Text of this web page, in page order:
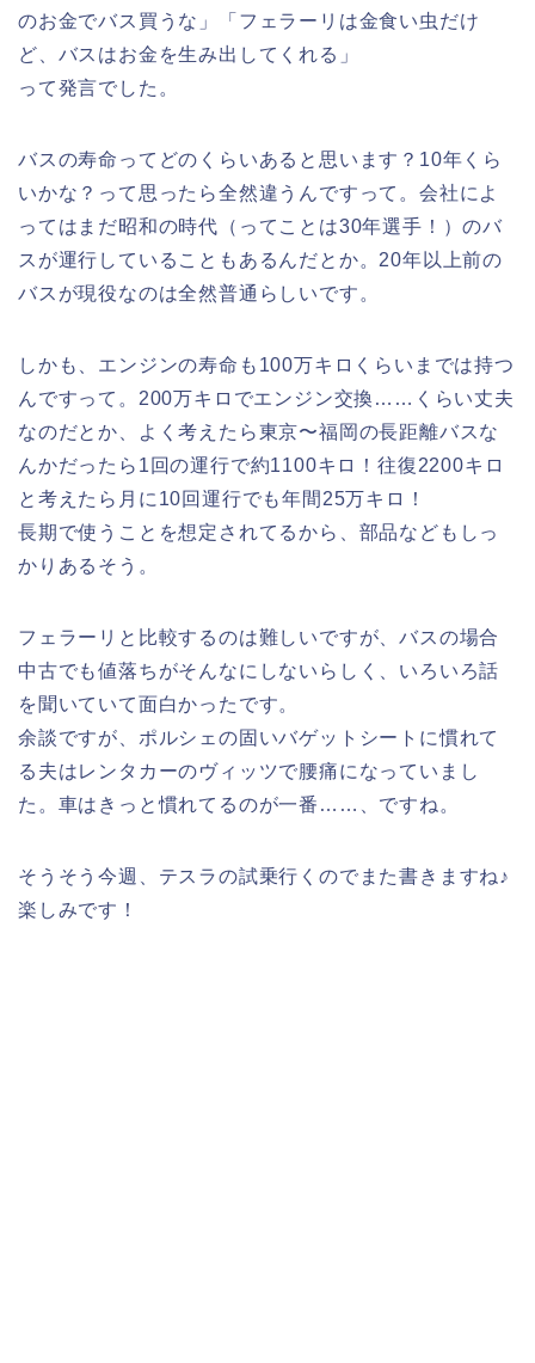
のお金でバス買うな」「フェラーリは金食い虫だけ
ど、バスはお金を生み出してくれる」
って発言でした。
バスの寿命ってどのくらいあると思います？10年くら
いかな？って思ったら全然違うんですって。会社によ
ってはまだ昭和の時代（ってことは30年選手！）のバ
スが運行していることもあるんだとか。20年以上前の
バスが現役なのは全然普通らしいです。
しかも、エンジンの寿命も100万キロくらいまでは持つ
んですって。200万キロでエンジン交換……くらい丈夫
なのだとか、よく考えたら東京〜福岡の長距離バスな
んかだったら1回の運行で約1100キロ！往復2200キロ
と考えたら月に10回運行でも年間25万キロ！
長期で使うことを想定されてるから、部品などもしっ
かりあるそう。
フェラーリと比較するのは難しいですが、バスの場合
中古でも値落ちがそんなにしないらしく、いろいろ話
を聞いていて面白かったです。
余談ですが、ポルシェの固いバゲットシートに慣れて
る夫はレンタカーのヴィッツで腰痛になっていまし
た。車はきっと慣れてるのが一番……、ですね。
そうそう今週、テスラの試乗行くのでまた書きますね♪
楽しみです！